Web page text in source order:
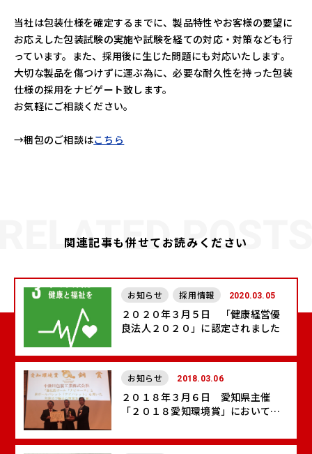
当社は包装仕様を確定するまでに、製品特性やお客様の要望に
お応えした包装試験の実施や試験を経ての対応・対策なども行
っています。また、採用後に生じた問題にも対応いたします。
大切な製品を傷つけずに運ぶ為に、必要な耐久性を持った包装
仕様の採用をナビゲート致します。
お気軽にご相談ください。
→梱包のご相談はこちら
関連記事も併せてお読みください
2020.03.05
お知らせ 採用情報
２０２０年３月５日 「健康経営優
良法人２０２０」に認定されました
2018.03.06
お知らせ
２０１８年３月６日 愛知県主催
「２０１８愛知環境賞」において銅